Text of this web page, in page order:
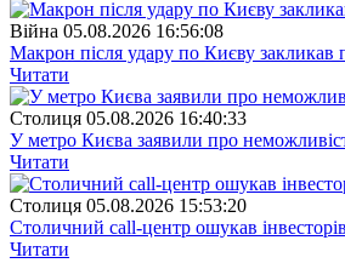
Війна 05.08.2026 16:56:08
Макрон після удару по Києву закликав
Читати
Столиця 05.08.2026 16:40:33
У метро Києва заявили про
Читати
Столиця 05.08.2026 15:53:20
Столичний call-центр ошукав
Читати